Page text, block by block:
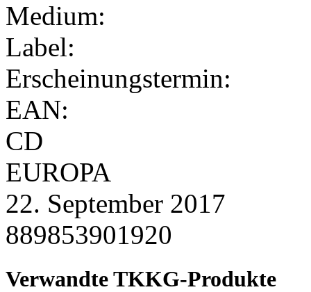
Medium:
Label:
Erscheinungstermin:
EAN:
CD
EUROPA
22. September 2017
889853901920
Verwandte TKKG-Produkte